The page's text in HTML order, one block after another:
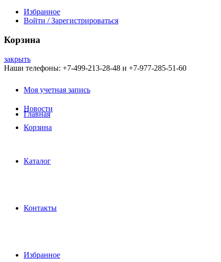
Избранное
Войти / Зарегистрироваться
Корзина
закрыть
Наши телефоны: +7-499-213-28-48 и +7-977-285-51-60
Моя учетная запись
Новости
Корзина
Главная
Каталог
Контакты
Избранное